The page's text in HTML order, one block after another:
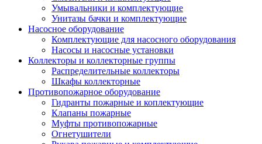
Умывальники и комплектующие
Унитазы бачки и комплектующие
Насосное оборудование
Комплектующие для насосного оборудования
Насосы и насосные установки
Коллекторы и коллекторные группы
Распределительные коллекторы
Шкафы коллекторные
Противопожарное оборудование
Гидранты пожарные и коплектующие
Клапаны пожарные
Муфты противопожарные
Огнетушители